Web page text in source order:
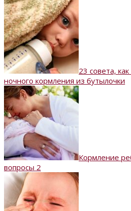
23 совета,
ночного кормления из бутылочки
Кормление
вопросы 2